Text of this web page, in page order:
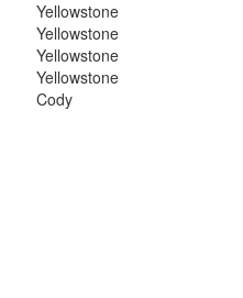
Yellowstone
Yellowstone
Yellowstone
Yellowstone
Cody